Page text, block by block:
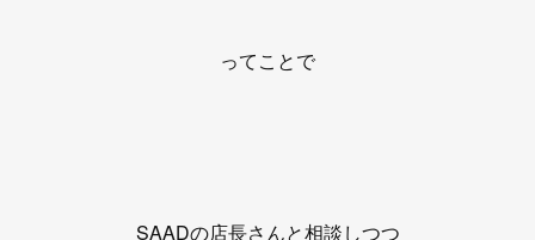
ってことで
SAADの店長さんと相談しつつ